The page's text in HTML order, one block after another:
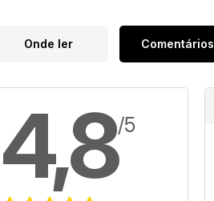
Onde ler Comentários
4,8/5